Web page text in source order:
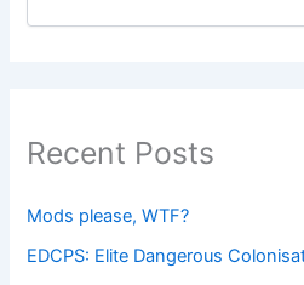
Recent Posts
Mods please, WTF?
EDCPS: Elite Dangerous